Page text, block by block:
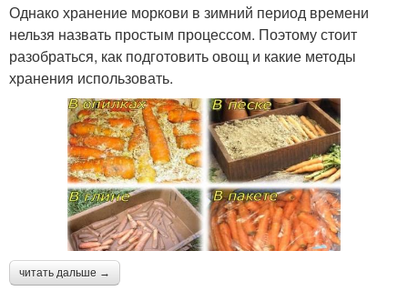
Однако хранение моркови в зимний период времени
нельзя назвать простым процессом. Поэтому стоит
разобраться, как подготовить овощ и какие методы
хранения использовать.
читать дальше →